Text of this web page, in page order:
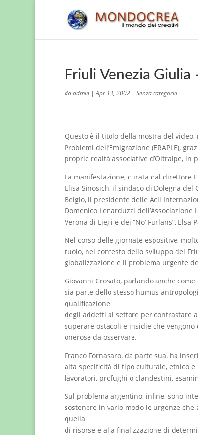
Friuli Venezia
daadmin |Apr 13, 2002 | Senza categoria
Questo è il titolo della mostra del video,
Problemi dell’Emigrazione (ERAPLE),
proprie realtà associative d’Oltralpe, in
La manifestazione, curata dal direttore
Elisa Sinosich, il sindaco di Dolegna del
Belgio, il presidente delle Acli
Domenico Lenarduzzi
Verona di Liegi e dei “No’ Furlans”, Elsa
Nel corso delle giornate espositive,
ruolo, nel contesto dello sviluppo del
globalizzazione e il problema urgente
Giovanni Crosato, parlando anche
sia parte dello stesso humus
qualificazione
degli addetti al settore per contrastare
superare ostacoli e insidie che
onerose da osservare.
Franco Fornasaro, da parte sua, ha
alta specificità di tipo culturale, etnico
lavoratori, profughi o clandestini,
Sul problema argentino, infine, sono
sostenere in vario modo le urgenze
quella
di risorse e alla finalizzazione di